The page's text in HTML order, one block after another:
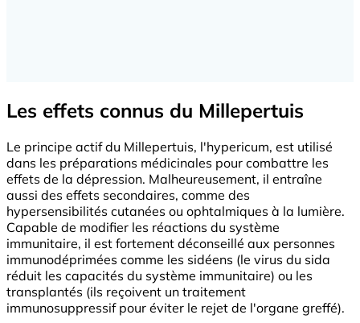
Les effets connus du Millepertuis
Le principe actif du Millepertuis, l'hypericum, est utilisé
dans les préparations médicinales pour combattre les
effets de la dépression. Malheureusement, il entraîne
aussi des effets secondaires, comme des
hypersensibilités cutanées ou ophtalmiques à la lumière.
Capable de modifier les réactions du système
immunitaire, il est fortement déconseillé aux personnes
immunodéprimées comme les sidéens (le virus du sida
réduit les capacités du système immunitaire) ou les
transplantés (ils reçoivent un traitement
immunosuppressif pour éviter le rejet de l'organe greffé).